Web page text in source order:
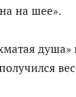
на шее».